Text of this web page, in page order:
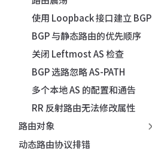
使用 Loopback 接口建立 BGP
BGP 与静态路由的优先顺序
关闭 Leftmost AS 检查
BGP 选路忽略 AS-PATH
多个本地 AS 的配置和通告
RR 反射路由无法修改属性
路由对象
动态路由协议排错